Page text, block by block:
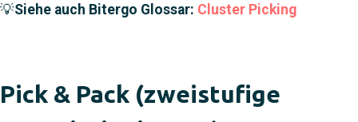
💡Siehe auch Bitergo Glossar: Cluster Picking
Pick & Pack (zweistufige